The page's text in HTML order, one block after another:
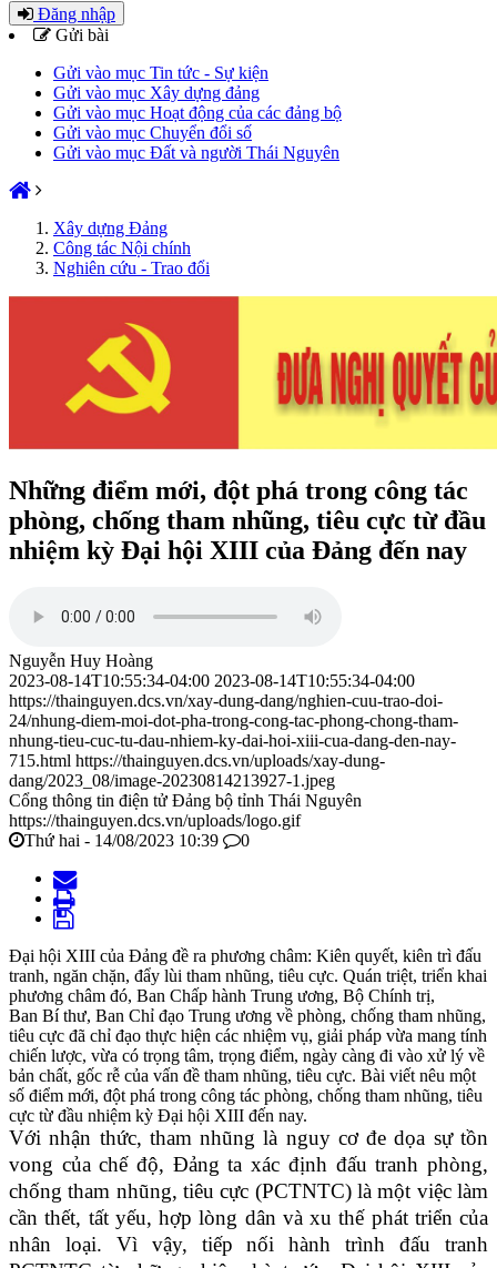
Đăng nhập
Gửi bài
Gửi vào mục Tin tức - Sự kiện
Gửi vào mục Xây dựng đảng
Gửi vào mục Hoạt động của các đảng bộ
Gửi vào mục Chuyển đổi số
Gửi vào mục Đất và người Thái Nguyên
Xây dựng Đảng
Công tác Nội chính
Nghiên cứu - Trao đổi
Những điểm mới, đột phá trong công tác
phòng, chống tham nhũng, tiêu cực từ đầu
nhiệm kỳ Đại hội XIII của Đảng đến nay
Nguyễn Huy Hoàng
2023-08-14T10:55:34-04:00 2023-08-14T10:55:34-04:00
https://thainguyen.dcs.vn/xay-dung-dang/nghien-cuu-trao-doi-
24/nhung-diem-moi-dot-pha-trong-cong-tac-phong-chong-tham-
nhung-tieu-cuc-tu-dau-nhiem-ky-dai-hoi-xiii-cua-dang-den-nay-
715.html https://thainguyen.dcs.vn/uploads/xay-dung-
dang/2023_08/image-20230814213927-1.jpeg
Cổng thông tin điện tử Đảng bộ tỉnh Thái Nguyên
https://thainguyen.dcs.vn/uploads/logo.gif
Thứ hai - 14/08/2023 10:39
0
Đại hội XIII của Đảng đề ra phương châm: Kiên quyết, kiên trì đấu
tranh, ngăn chặn, đẩy lùi tham nhũng, tiêu cực. Quán triệt, triển khai
phương châm đó, Ban Chấp hành Trung ương, Bộ Chính trị,
Ban Bí thư, Ban Chỉ đạo Trung ương về phòng, chống tham nhũng,
tiêu cực đã chỉ đạo thực hiện các nhiệm vụ, giải pháp vừa mang tính
chiến lược, vừa có trọng tâm, trọng điểm, ngày càng đi vào xử lý về
bản chất, gốc rễ của vấn đề tham nhũng, tiêu cực. Bài viết nêu một
số điểm mới, đột phá trong công tác phòng, chống tham nhũng, tiêu
cực từ đầu nhiệm kỳ Đại hội XIII đến nay.
Với nhận thức, tham nhũng là nguy cơ đe dọa sự tồn
vong của chế độ, Đảng ta xác định đấu tranh phòng,
chống tham nhũng, tiêu cực (PCTNTC) là một việc làm
cần thết, tất yếu, hợp lòng dân và xu thế phát triển của
nhân loại. Vì vậy, tiếp nối hành trình đấu tranh